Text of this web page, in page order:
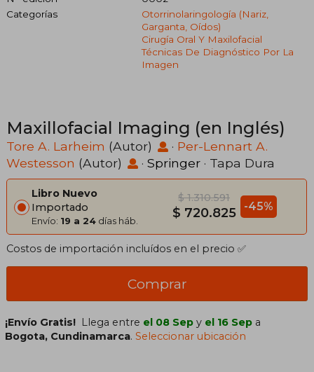
Categorías
Otorrinolaringología (nariz,
Garganta, Oídos)
Cirugía Oral Y Maxilofacial
Técnicas De Diagnóstico Por La
Imagen
Maxillofacial Imaging (en Inglés)
Tore A. Larheim (Autor) · Per-Lennart A.
Westesson (Autor) · Springer · Tapa Dura
Libro Nuevo
Importado
Envío: 19 a 24 días háb.
$ 1.310.591
$ 720.825 -45%
Costos de importación incluídos en el precio ✅
Comprar
¡Envío Gratis! Llega entre el 08 Sep y el 16 Sep a
Bogota, Cundinamarca.Seleccionar ubicación